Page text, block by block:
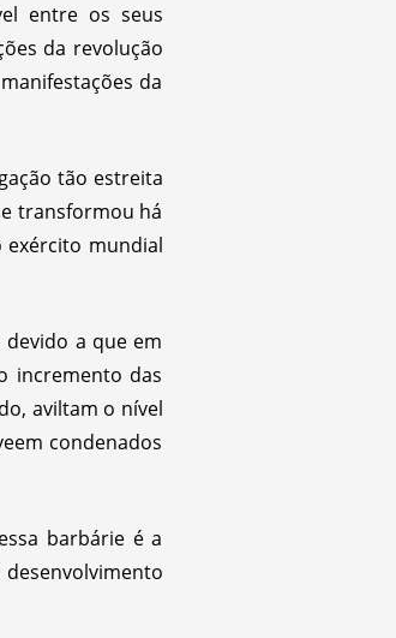
entre os seus
da revolução
da
tão estreita
transformou há
exército mundial
a que em
incremento das
aviltam o nível
condenados
barbárie é a